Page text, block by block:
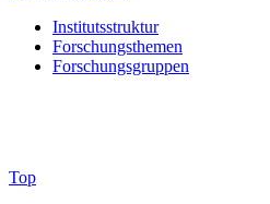
Institutsstruktur
Forschungsthemen
Forschungsgruppen
Top